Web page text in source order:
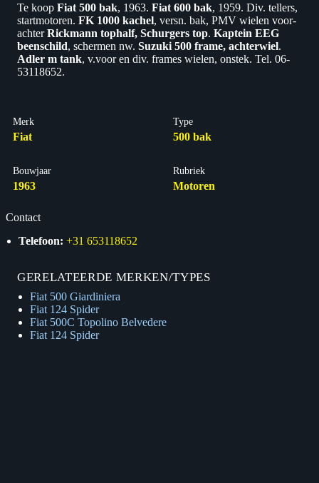
Te koop Fiat 500 bak, 1963. Fiat 600 bak, 1959. Div. tellers,
startmotoren. FK 1000 kachel, versn. bak, PMV wielen voor-
achterRickmann tophalf, Schurgers top. Kaptein EEG
beenschild, schermen nw. Suzuki 500 frame, achterwiel.
Adler m tank, v.voor en div. frames wielen, onstek. Tel. 06-
53118652.
Merk
Fiat
Type
500 bak
Bouwjaar
1963
Rubriek
Motoren
Contact
Telefoon: +31 653118652
GERELATEERDE MERKEN/TYPES
Fiat 500 Giardiniera
Fiat 124 Spider
Fiat 500C Topolino Belvedere
Fiat 124 Spider